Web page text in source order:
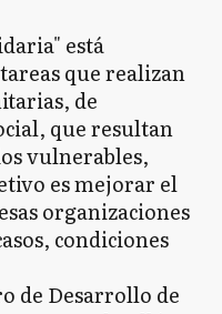
está
que realizan
de
que resultan
vulnerables,
es mejorar el
organizaciones
condiciones
de Desarrollo de